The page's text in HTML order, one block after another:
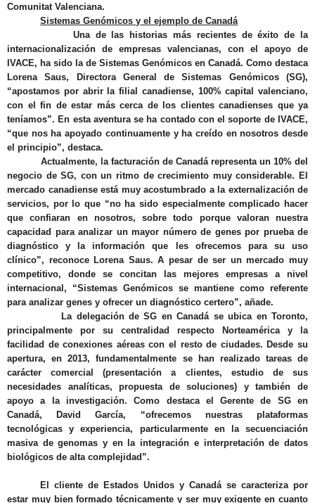
Comunitat Valenciana.
Sistemas Genómicos y el ejemplo de Canadá
Una de las historias más recientes deéxito de la
internacionalización de empresas valencianas, con el apoyo de
IVACE, ha sido la de Sistemas Genómicos en Canadá. Como destaca
Lorena Saus, Directora General de Sistemas Genómicos (SG),
“apostamos por abrir la filial canadiense, 100% capital valenciano,
con el fin de estar más cerca de los clientes canadienses que ya
teníamos”. En esta aventura se ha contado con el soporte de IVACE,
“que nos ha apoyado continuamente y ha creído en nosotros desde
el principio”, destaca.
Actualmente, la facturación de Canadá representa un 10% del
negocio de SG, con un ritmo de crecimiento muy considerable. El
mercado canadiense está muy acostumbrado a la externalización de
servicios, por lo que “no ha sido especialmente complicado hacer
que confiaran en nosotros, sobre todo porque valoran nuestra
capacidad para analizar un mayor número de genes por prueba de
diagnóstico y la información que les ofrecemos para su uso
clínico”, reconoce Lorena Saus. A pesar de ser un mercado muy
competitivo, donde se concitan las mejores empresas a nivel
internacional, “Sistemas Genómicos se mantiene como referente
para analizar genes y ofrecer un diagnóstico certero”, añade.
La delegación de SG en Canadá se ubica en Toronto,
principalmente por su centralidad respecto Norteamérica y la
facilidad de conexiones aéreas con el resto de ciudades. Desde su
apertura, en 2013, fundamentalmente se han realizado tareas de
carácter comercial(presentación a clientes, estudio de sus
necesidades analíticas, propuesta de soluciones) y también de
apoyo a la investigación. Como destaca el Gerente de SG en
Canadá, David García, “ofrecemos nuestras plataformas
tecnológicas y experiencia, particularmente en la secuenciación
masiva de genomas y en la integración e interpretación de datos
biológicos de alta complejidad”.
El cliente de Estados Unidos y Canadá se caracteriza por
estar muy bien formado técnicamente y ser muy exigente en cuanto